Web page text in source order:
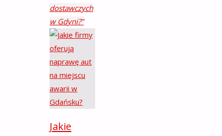
dostawczych
w Gdyni?"
Jakie